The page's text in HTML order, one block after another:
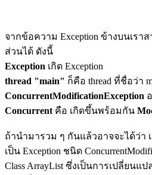
จากข้อความ Exception ข้างบนเร
ส่วนได้ ดังนี้
Exception เกิด Exception
thread "main" ก็คือ thread ที่ชื่อว่า
ConcurrentModificationException
Concurrent คือ เกิดขึ้นพร้อมกัน
ถ้านำมารวม ๆ กันแล้วอาจจะได้ว่า เ
เป็น Exception ชนิด
Class ArrayList ซึ่งเป็นการเปลี่ยน